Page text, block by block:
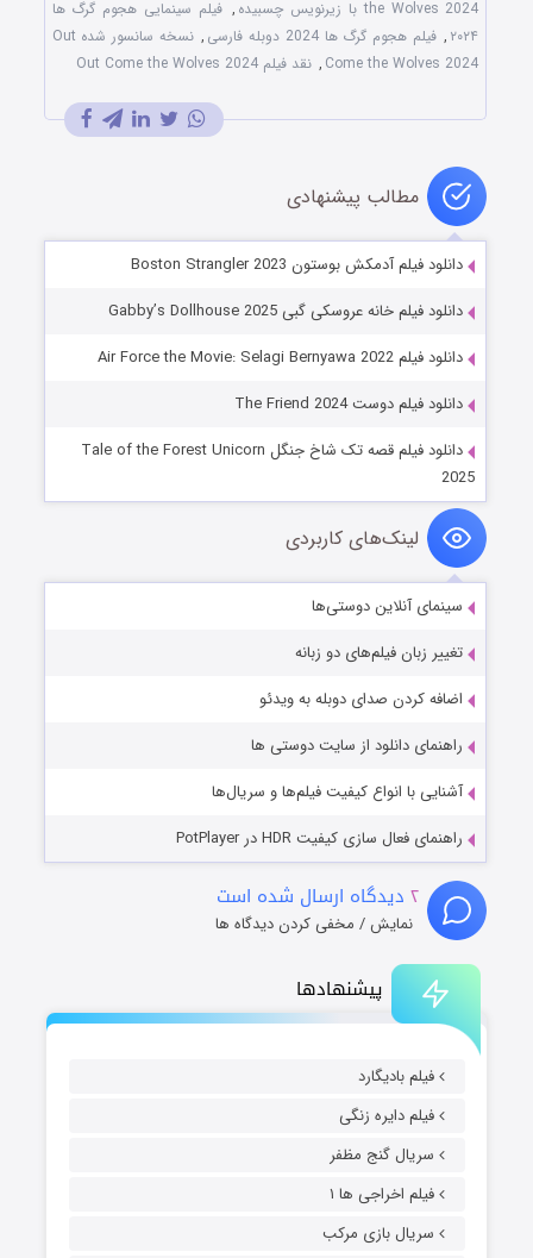
پیشنهادها
فیلم بادیگارد
فیلم دایره زنگی
سریال گنج مظفر
فیلم اخراجی ها ۱
سریال بازی مرکب
the Wolves 2024 با زیرنویس چسبیده , فیلم سینمایی هجوم گرگ ها
۲۰۲۴ , فیلم هجوم گرگ ها 2024 دوبله فارسی ,
نسخه سانسور شده Out
Come the Wolves 2024
, نقد فیلم Out Come the Wolves 2024
مطالب پیشنهادی
دانلود فیلم آدمکش بوستون Boston Strangler 2023
دانلود فیلم خانه عروسکی گبی Gabby’s Dollhouse 2025
دانلود فیلم Air Force the Movie: Selagi Bernyawa 2022
دانلود فیلم دوست The Friend 2024
دانلود فیلم قصه تک شاخ جنگل Tale of the Forest Unicorn
2025
لینک‌های کاربردی
سینمای آنلاین دوستی‌ها
تغییر زبان فیلم‌های دو زبانه
اضافه کردن صدای دوبله به ویدئو
راهنمای دانلود از سایت دوستی ها
آشنایی با انواع کیفیت فیلم‌ها و سریال‌ها
راهنمای فعال سازی کیفیت HDR در PotPlayer
۲ دیدگاه ارسال شده است
نمایش / مخفی کردن دیدگاه ها